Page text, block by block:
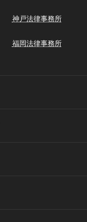
神戸法律事務所
福岡法律事務所